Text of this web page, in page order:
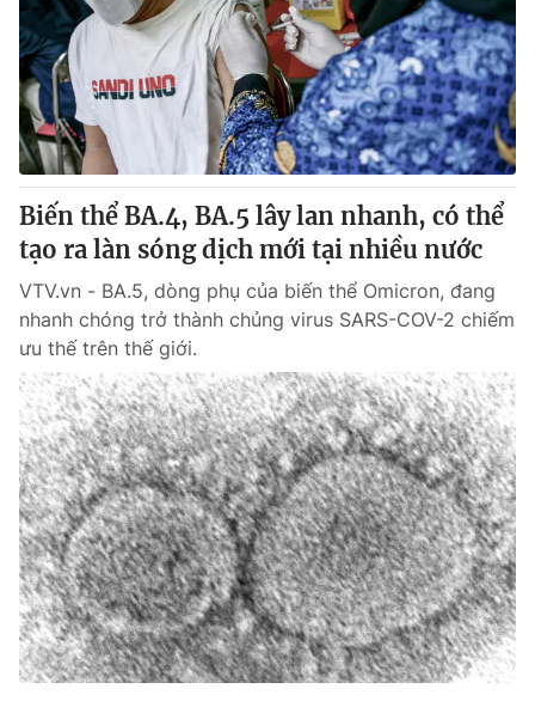
Tin tức
Thế giới đó đây
Câu chuyện quốc tế
Kinh tế
Tài chính
Thị trường
Góc doanh nghiệp
Dữ liệu và đời sống
Truyền hình
Phim VTV
Hậu trường
Nhân vật
Giải sao mai
Giải trí
Điện ảnh
Âm nhạc
Sao
Đời sống
Du lịch
Làm đẹp
Chất lượng cuộc sống
Giáo dục
Tuyển sinh
Học trực tuyến
Công nghệ
Hitech Công nghệ tương lai
Sản phẩm
Thị trường
Tư vấn
Giao lưu trực tuyến
Lịch phát sóng
Chuyên mục khác
Biến thể BA.4, BA.5 lây lan nhanh, có thể
tạo ra làn sóng dịch mới tại nhiều nước
VTV.vn - BA.5, dòng phụ của biến thể Omicron, đang
nhanh chóng trở thành chủng virus SARS-COV-2 chiếm
ưu thế trên thế giới.